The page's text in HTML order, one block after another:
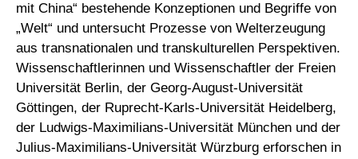
mit China“ bestehende Konzeptionen und Begriffe von
„Welt“ und untersucht Prozesse von Welterzeugung
aus transnationalen und transkulturellen Perspektiven.
Wissenschaftlerinnen und Wissenschaftler der Freien
Universität Berlin, der Georg-August-Universität
Göttingen, der Ruprecht-Karls-Universität Heidelberg,
der Ludwigs-Maximilians-Universität München und der
Julius-Maximilians-Universität Würzburg erforschen in